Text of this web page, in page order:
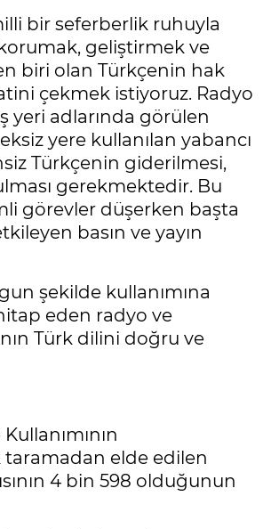
bir seferberlik ruhuyla
korumak, geliştirmek ve
biri olan Türkçenin hak
çekmek istiyoruz. Radyo
yeri adlarında görülen
yere kullanılan yabancı
Türkçenin giderilmesi,
gerekmektedir. Bu
görevler düşerken başta
basın ve yayın
şekilde kullanımına
eden radyo ve
Türk dilini doğru ve
taramadan elde edilen
4 bin 598 olduğunun